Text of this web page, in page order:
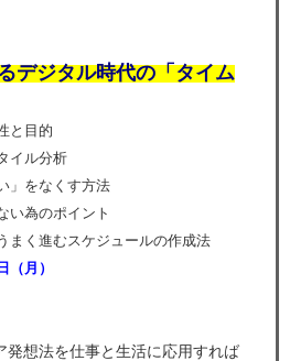
デジタル時代の「タイム
性と目的
イル分析
」をなくす方法
い為のポイント
まく進むスケジュールの作成法
（月 ）
発想法を仕事と生活に応用すれば